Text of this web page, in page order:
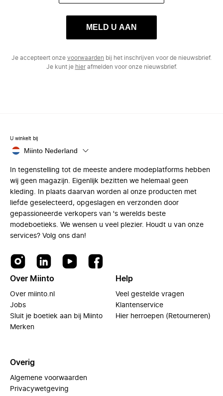
MELD U AAN
Je accepteert onze voorwaarden bij het inschrijven voor de nieuwsbrief.
Je kunt je hierafmelden voor onze nieuwsbrief.
U winkelt bij
Miinto Nederland
In tegenstelling tot de meeste andere modeplatforms hebben
wij geen magazijn. Eigenlijk bezitten we helemaal geen
kleding. In plaats daarvan worden al onze producten met
liefde geselecteerd, opgeslagen en verzonden door
gepassioneerde verkopers van 's werelds beste
modeboetieks. We wensen u veel plezier. Houdt u van onze
services? Volg ons dan!
Over Miinto
Over miinto.nl
Jobs
Sluit je boetiek aan bij Miinto
Merken
Help
Veel gestelde vragen
Klantenservice
Hier herroepen (Retourneren)
Overig
Algemene voorwaarden
Privacywetgeving